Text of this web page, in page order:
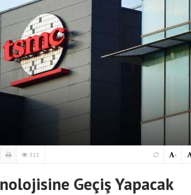
315 -
Geçiş Yapacak